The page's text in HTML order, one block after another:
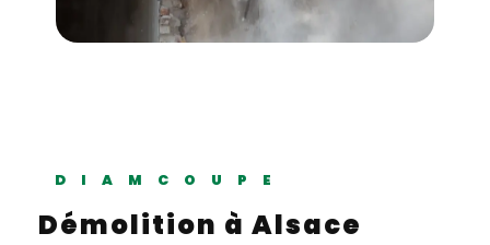
DIAMCOUPE
Démolition à Alsace